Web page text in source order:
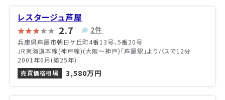
レスタージュ芦屋
2.7 2件
兵庫県芦屋市朝日ケ丘町4番13号、5番20号
JR東海道本線(神戸線)(大阪～神戸)「芦屋駅」よりバスで12分
2001年6月(築25年)
売買価格相場
3,580万円